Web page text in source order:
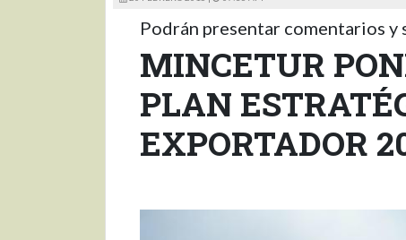
Podrán presentar comentarios y
MINCETUR
PLAN
EXPORTADOR